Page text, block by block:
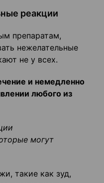
реакции
препаратам,
нежелательные
не у всех.
и немедленно
любого из
могут
такие как зуд,